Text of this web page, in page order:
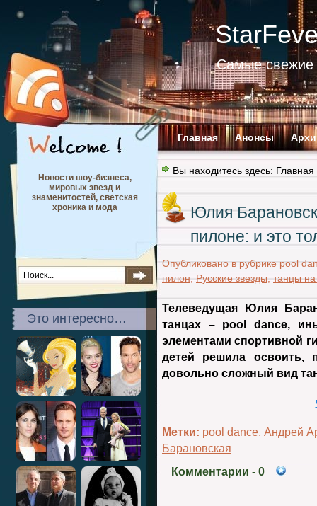
Самые свежие
Главная Анонсы
Новости шоу-бизнеса,
мировых звезд и
знаменитостей, светская
хроника и мода
Это интересно…
Вы находитесь здесь: Главная
Юлия
пилоне: и это
Опубликовано в рубрике pool
пилон
Русские звезды танцы
Телеведущая Юлия
танцах – pool dance,
элементами спортивной
детей решила освоить,
довольно сложный вид
Метки: pool dance, Андрей
Барановская
Комментарии - 0